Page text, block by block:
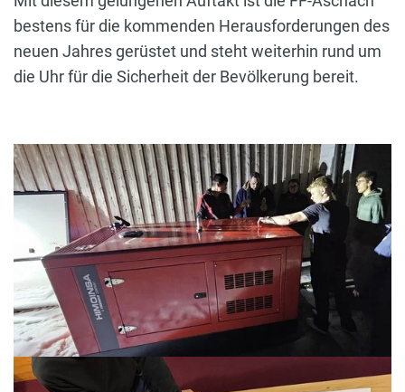
bestens für die kommenden Herausforderungen des
neuen Jahres gerüstet und steht weiterhin rund um
die Uhr für die Sicherheit der Bevölkerung bereit.